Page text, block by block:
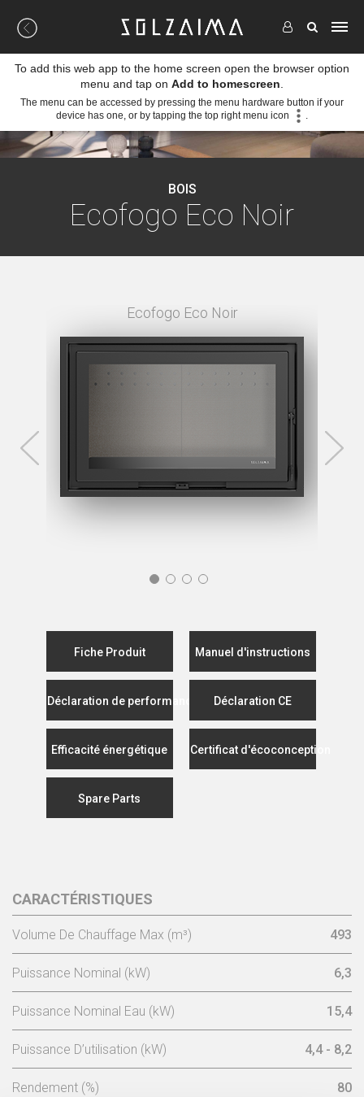
BOIS
Ecofogo Eco Noir
Ecofogo Eco Noir
Fiche Produit Manuel d'instructions
Déclaration de performance Déclaration CE
Efficacité énergétique Certificat d'écoconception
Spare Parts
CARACTÉRISTIQUES
Volume De Chauffage Max (m³) 493
Puissance Nominal (kW) 6,3
Puissance Nominal Eau (kW) 15,4
Puissance D’utilisation (kW) 4,4 - 8,2
Rendement (%) 80
To add this web app to the home screen open the browser option
menu and tap on Add to homescreen
The menu can be accessed by pressing the menu hardware button if your
device has one, or by tapping the top right menu icon
.